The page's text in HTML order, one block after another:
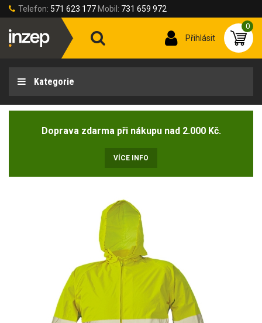
Telefon: 571 623 177 Mobil: 731 659 972
Přihlásit
0
Kategorie
Doprava zdarma při nákupu nad 2.000 Kč.
VÍCE INFO